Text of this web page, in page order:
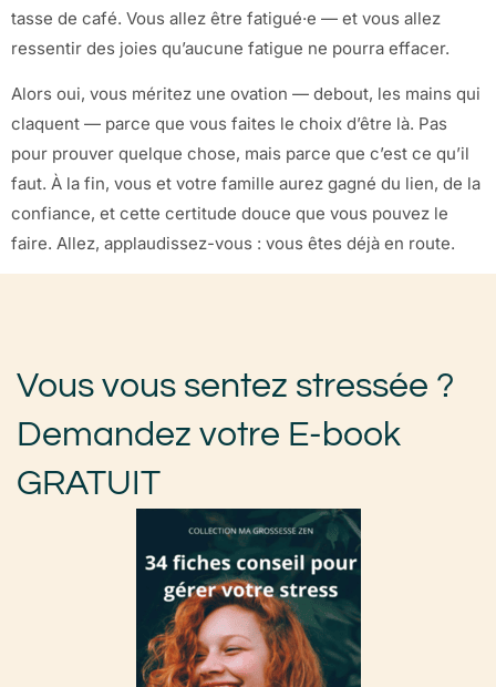
tasse de café. Vous allez être fatigué·e — et vous allez
ressentir des joies qu’aucune fatigue ne pourra effacer.
Alors oui, vous méritez une ovation — debout, les mains qui
claquent — parce que vous faites le choix d’être là. Pas
pour prouver quelque chose, mais parce que c’est ce qu’il
faut. À la fin, vous et votre famille aurez gagné du lien, de la
confiance, et cette certitude douce que vous pouvez le
faire. Allez, applaudissez-vous : vous êtes déjà en route.
Vous vous sentez stressée ?
Demandez votre E-book
GRATUIT